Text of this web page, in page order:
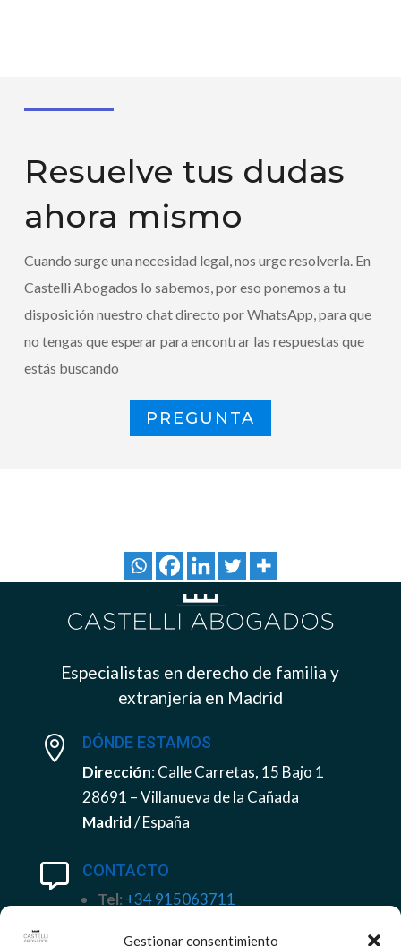
Gestionar consentimiento
Resuelve tus dudas
ahora mismo
Cuando surge una necesidad legal, nos urge resolverla. En
Castelli Abogados lo sabemos, por eso ponemos a tu
disposición nuestro chat directo por WhatsApp, para que
no tengas que esperar para encontrar las respuestas que
estás buscando
PREGUNTA
Especialistas en derecho de familia y
extranjería en Madrid

DÓNDE ESTAMOS
Dirección: Calle Carretas, 15 Bajo 1
28691 – Villanueva de la Cañada
Madrid/ España

CONTACTO
Tel: +34 915063711